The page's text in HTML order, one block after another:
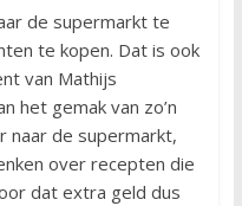
de supermarkt te
te kopen. Dat is ook
van Mathijs
het gemak van zo’n
naar de supermarkt,
over recepten die
dat extra geld dus